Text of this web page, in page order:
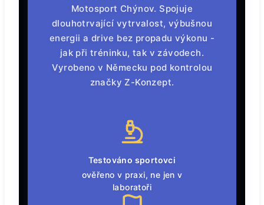
Motosport Chýnov. Spojuje
dlouhotrvající vytrvalost, výbušnou
energii a drive bez propadu výkonu -
jak při tréninku, tak v závodech.
Vyrobeno v Německu pod kontrolou
značky Z-Konzept.
Testováno sportovci
ověřeno v praxi, ne jen v
laboratoři